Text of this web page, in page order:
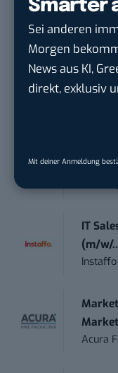
Smarter
Sei anderen
Morgen
News aus KI,
direkt, exklusiv
Mit deiner Anmeldung
IT
(m/w/
Acura